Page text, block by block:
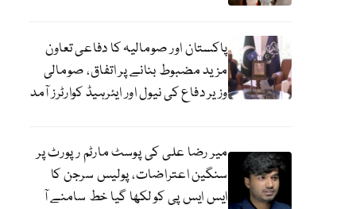
پاکستان اور صومالیہ کا دفاعی تعاون
مزید مضبوط بنانے پر اتفاق، صومالی
وزیر دفاع کی نیول اور ایئرہیڈ کوارٹرز آمد
میر رضا علی کی پوسٹ مارٹم رپورٹ پر
سنگین اعتراضات، پولیس سرجن کا
ایس ایس پی کو لکھا گیا خط سامنے آ